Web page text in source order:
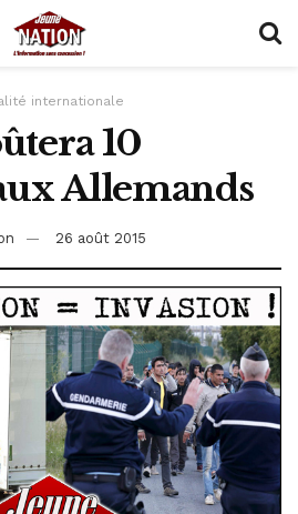
internationale
10
Allemands
26 août 2015